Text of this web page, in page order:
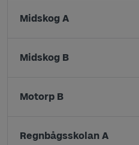
Midskog A
Midskog B
Motorp B
Regnbågsskolan A